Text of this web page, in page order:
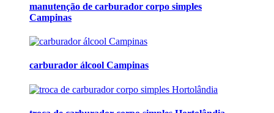
manutenção de carburador corpo simples
Campinas
carburador álcool Campinas